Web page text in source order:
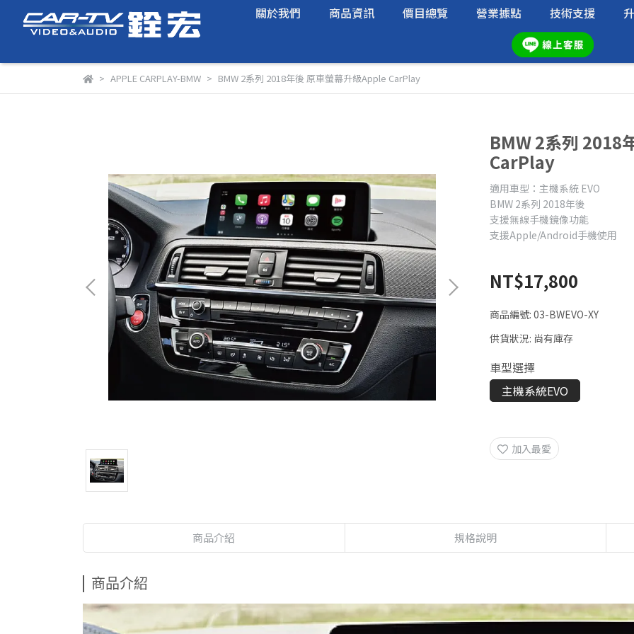
關於我們 商品資訊 價目總覽 營業據點 技術支援
APPLE CARPLAY-BMW BMW 2系列 2018年後 原車螢幕升級Apple CarPlay
BMW 2系列 2018
CarPlay
適用車型：主機系統 EVO
BMW 2系列 2018年後
支援無線手機鏡像功能
支援Apple/Android手機使用
NT$17,800
商品編號: 03-BWEVO-XY
供貨狀況: 尚有庫存
車型選擇
主機系統EVO
加入最愛
商品介紹 規格說明
商品介紹